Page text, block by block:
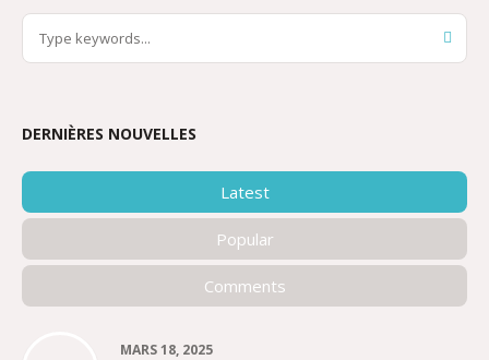
DERNIÈRES NOUVELLES
Latest
Popular
Comments
MARS 18, 2025